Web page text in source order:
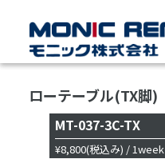
ローテーブル(TX脚)
MT-037-3C-TX
¥8,800(税込み) / 1week